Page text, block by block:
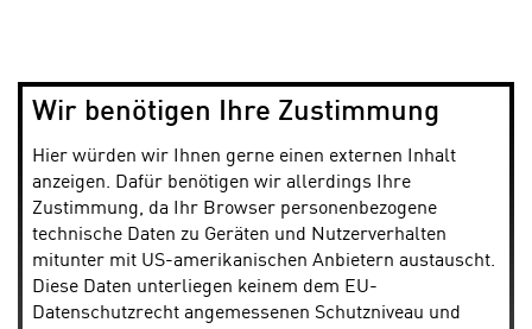
Wir benötigen Ihre Zustimmung
Hier würden wir Ihnen gerne einen externen Inhalt
anzeigen. Dafür benötigen wir allerdings Ihre
Zustimmung, da Ihr Browser personenbezogene
technische Daten zu Geräten und Nutzerverhalten
mitunter mit US-amerikanischen Anbietern austauscht.
Diese Daten unterliegen keinem dem EU-
Datenschutzrecht angemessenen Schutzniveau und